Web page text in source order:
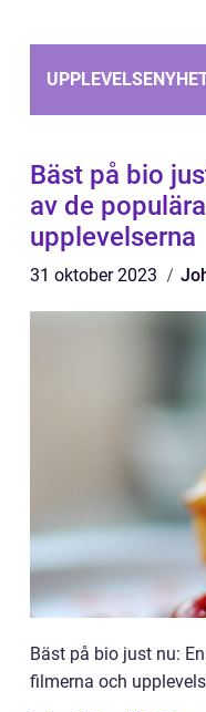
Bäst på bio
av de
upplevelserna
31 oktober 2023
Bäst på bio just nu:
filmerna och